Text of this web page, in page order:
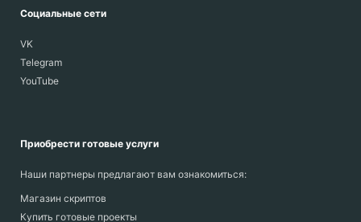
Социальные сети
VK
Telegram
YouTube
Приобрести готовые услуги
Наши партнеры предлагают вам ознакомиться:
Магазин скриптов
Купить готовые проекты